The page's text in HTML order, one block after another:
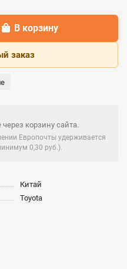
В корзину
заказ
корзину сайта.
Европочты удерживается
0,30 руб.).
Китай
Toyota